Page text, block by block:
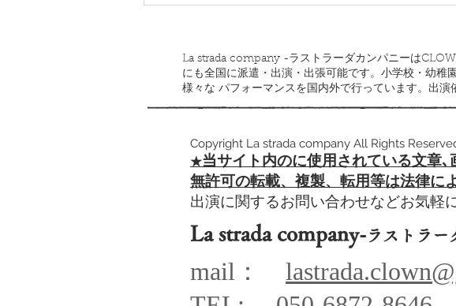
La strada company -ラストラーダカンパニーは
にも全国に派遣・出演・出張可能です。小学校・幼稚
様々な パフォーマンスを国内外で行っています。出
Copyright La strada company All Rights
​★当サイト内のに使用されている文章､
無許可の転載、複製、転用等は法律に
出演に関するお問い合わせなどお気軽
La strada company-ラストラ
mail：